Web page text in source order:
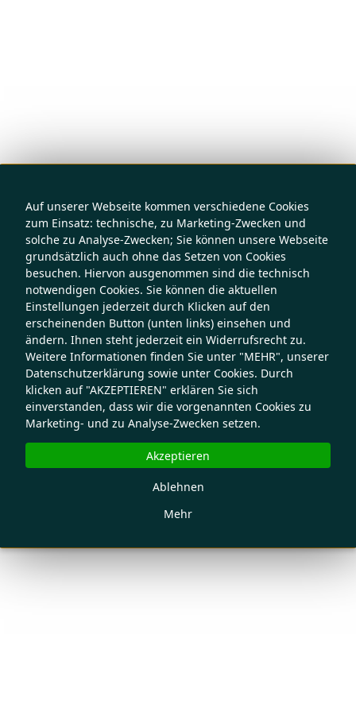
Auf unserer Webseite kommen verschiedene Cookies
zum Einsatz: technische, zu Marketing-Zwecken und
solche zu Analyse-Zwecken; Sie können unsere Webseite
grundsätzlich auch ohne das Setzen von Cookies
besuchen. Hiervon ausgenommen sind die technisch
notwendigen Cookies. Sie können die aktuellen
Einstellungen jederzeit durch Klicken auf den
erscheinenden Button (unten links) einsehen und
ändern. Ihnen steht jederzeit ein Widerrufsrecht zu.
Weitere Informationen finden Sie unter "MEHR", unserer
Datenschutzerklärung sowie unter Cookies. Durch
klicken auf "AKZEPTIEREN" erklären Sie sich
einverstanden, dass wir die vorgenannten Cookies zu
Marketing- und zu Analyse-Zwecken setzen.
Mehr
Ablehnen
Akzeptieren